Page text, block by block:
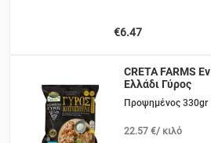
€6.47
CRETA FARMS Eν
Ελλάδι Γύρος
Κοτόπουλο
Προψημένος 330gr
22.57 €/ κιλό